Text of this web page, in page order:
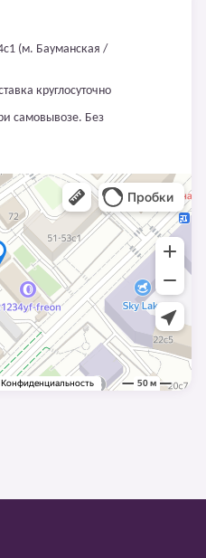
(м. Бауманская /
круглосуточно
самовывозе. Без